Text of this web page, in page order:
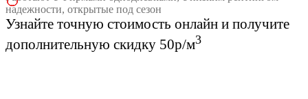
надежности, открытые под сезон
Узнайте точную стоимость онлайн и получите
дополнительную скидку 50р/м3